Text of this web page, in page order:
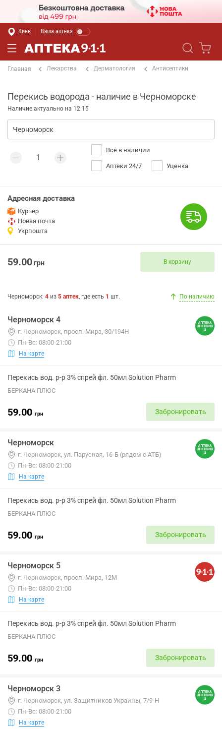
Киев Ваша аптека
Главная Лекарства Дерматология Антисептики
Перекись водорода - наличие в Черноморске
Наличие актуально на 12:15
Все в наличии
Аптеки 24/7 Уценка
Адресная доставка
Курьер
Новая почта
Укрпошта
59.00грн В корзину
Черноморск: 4 из 5 аптек, где есть 1 шт. По наличию
Черноморск 4
г. Черноморск, просп. Мира, 30/194Н
Пн-Вс: 08:00-21:00
На карте
Перекись вод. р-р 3% спрей фл. 50мл Solution Pharm
БЕРКАНА ПЛЮС
59.00 грн Забронировать
Черноморск
г. Черноморск, ул. Парусная, 16-Б (рядом с АТБ)
Пн-Вс: 08:00-21:00
На карте
Перекись вод. р-р 3% спрей фл. 50мл Solution Pharm
БЕРКАНА ПЛЮС
59.00 грн Забронировать
Черноморск 5
г. Черноморск, просп. Мира, 12М
Пн-Вс: 08:00-21:00
На карте
Перекись вод. р-р 3% спрей фл. 50мл Solution Pharm
БЕРКАНА ПЛЮС
59.00 грн Забронировать
Черноморск 3
г. Черноморск, ул. Защитников Украины, 7/9-Н
Пн-Вс: 08:00-21:00
На карте